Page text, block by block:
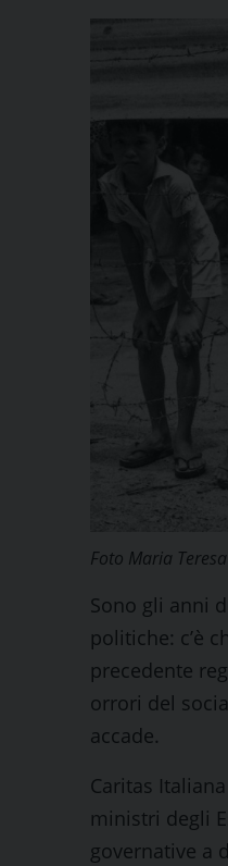
Foto Maria
Sono gli anni
politiche: c’è
precedente
orrori del
accade.
Caritas
ministri degli
governative a